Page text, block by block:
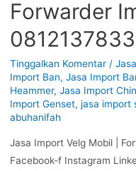
Forwarder
Tinggalkan Komentar /
Import Ban, Jasa Import
Heammer, Jasa Import
Import Genset, jasa import
abuhanifah
Jasa Import Velg Mobil |
Facebook-f Instagram